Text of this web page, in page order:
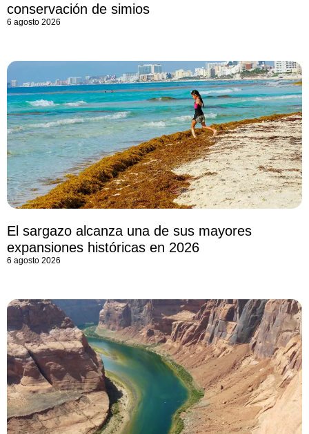
conservación de simios
6 agosto 2026
El sargazo alcanza una de sus mayores
expansiones históricas en 2026
6 agosto 2026